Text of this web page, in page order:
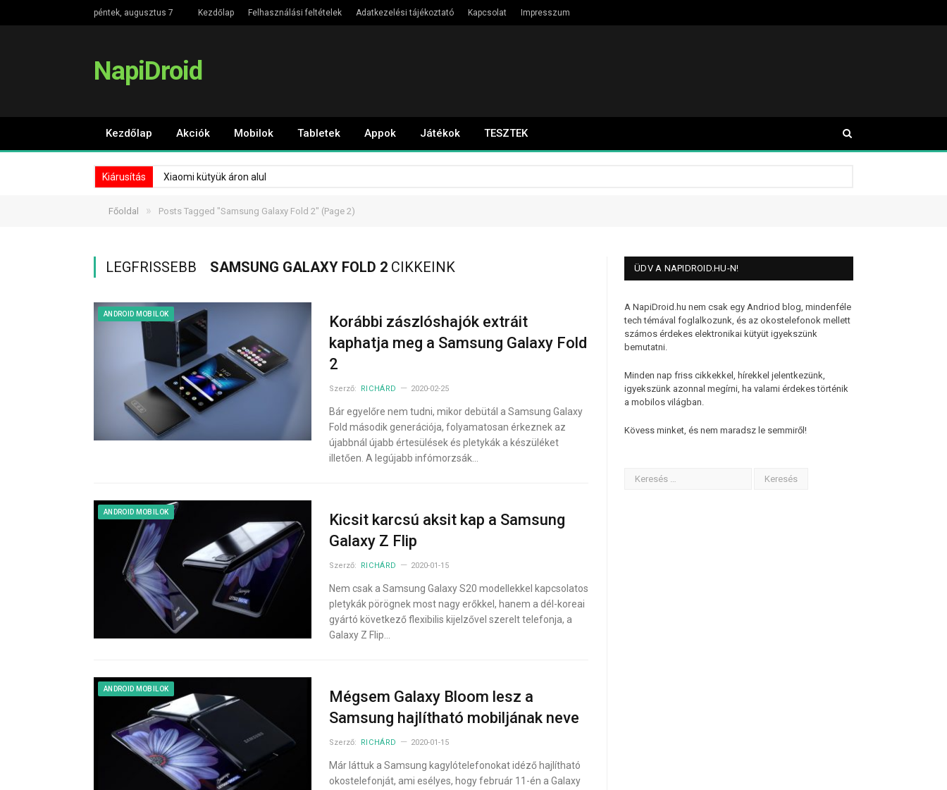
péntek, augusztus 7 Kezdőlap Felhasználási feltételek Adatkezelési tájékoztató Kapcsolat Impresszum
NapiDroid
Kezdőlap Akciók Mobilok Tabletek Appok Játékok TESZTEK
Kiárusítás Xiaomi kütyük áron alul
Főoldal » Posts Tagged "Samsung Galaxy Fold 2" (Page 2)
LEGFRISSEBB SAMSUNG GALAXY FOLD 2 CIKKEINK
ANDROID MOBILOK
Korábbi zászlóshajók extráit
kaphatja meg a Samsung Galaxy Fold
2
Szerző: RICHÁRD 2020-02-25
Bár egyelőre nem tudni, mikor debütál a Samsung Galaxy
Fold második generációja, folyamatosan érkeznek az
újabbnál újabb értesülések és pletykák a készüléket
illetően. A legújabb infómorzsák…
ANDROID MOBILOK
Kicsit karcsú aksit kap a Samsung
Galaxy Z Flip
Szerző: RICHÁRD 2020-01-15
Nem csak a Samsung Galaxy S20 modellekkel kapcsolatos
pletykák pörögnek most nagy erőkkel, hanem a dél-koreai
gyártó következő flexibilis kijelzővel szerelt telefonja, a
Galaxy Z Flip…
ANDROID MOBILOK
Mégsem Galaxy Bloom lesz a
Samsung hajlítható mobiljának neve
Szerző: RICHÁRD 2020-01-15
Már láttuk a Samsung kagylótelefonokat idéző hajlítható
okostelefonját, ami esélyes, hogy február 11-én a Galaxy
ÜDV A NAPIDROID.HU-N!
A NapiDroid.hu nem csak egy Andriod blog, mindenféle
tech témával foglalkozunk, és az okostelefonok mellett
számos érdekes elektronikai kütyüt igyekszünk
bemutatni.
Minden nap friss cikkekkel, hírekkel jelentkezünk,
igyekszünk azonnal megírni, ha valami érdekes történik
a mobilos világban.
Kövess minket, és nem maradsz le semmiről!